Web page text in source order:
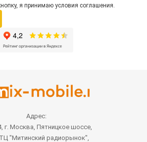
я принимаю условия соглашения.
Адрес:
г. Москва, Пятницкое шоссе,
"Митинский радиорынок",